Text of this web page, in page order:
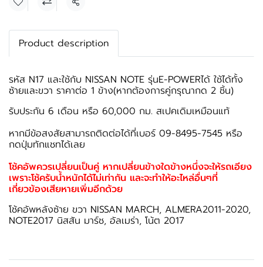
แชร์
Product description
รหัส N17 และใช้กับ NISSAN NOTE รุ่นE-POWERได้ ใช้ได้ทั้ง
ซ้ายและขวา ราคาต่อ 1 ข้าง(หากต้องการคู่กรุณากด 2 ชิ้น)
รับประกัน 6 เดือน หรือ 60,000 กม. สเปคเดิมเหมือนแท้
หากมีข้อสงสัยสามารถติดต่อได้ที่เบอร์ 09-8495-7545 หรือ
กดปุ่มทักแชทได้เลย
โช้คอัพควรเปลี่ยนเป็นคู่ หากเปลี่ยนข้างใดข้างหนึ่งจะให้รถเอียง
เพราะโช้ครับน้ำหนักได้ไม่เท่ากัน และจะทำให้อะไหล่อื่นๆที่
เกี่ยวข้องเสียหายเพิ่มอีกด้วย
โช้คอัพหลังซ้าย ขวา NISSAN MARCH, ALMERA2011-2020,
NOTE2017 นิสสัน มาร์ช, อัลเมร่า, โน้ต 2017